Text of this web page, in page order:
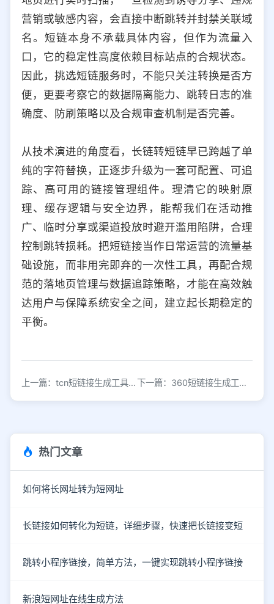
营销或敏感内容，会直接中断跳转并封禁关联域
名。短链本身不承载具体内容，但作为流量入
口，它的稳定性高度依赖目标站点的合规状态。
因此，挑选短链服务时，不能只关注转换是否方
便，更要考察它的数据隔离能力、跳转日志的准
确度、防刷策略以及合规审查机制是否完善。
从技术演进的角度看，长链转短链早已跨越了单
纯的字符替换，正逐步升级为一套可配置、可追
踪、高可用的链接管理组件。理清它的映射原
理、缓存逻辑与安全边界，能帮我们在活动推
广、临时分享或渠道投放时避开滥用陷阱，合理
控制跳转损耗。把短链接当作日常运营的流量基
础设施，而非用完即弃的一次性工具，再配合规
范的落地页管理与数据追踪策略，才能在高效触
达用户与保障系统安全之间，建立起长期稳定的
平衡。
上一篇：tcn短链接生成工具，短网址在线生成器 下一篇：360短链接生成工具，网址缩短工具
热门文章
如何将长网址转为短网址
长链接如何转化为短链，详细步骤，快速把长链接变短
跳转小程序链接，简单方法，一键实现跳转小程序链接
新浪短网址在线生成方法